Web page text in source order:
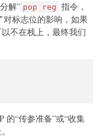
解” pop reg 指令，
对标志位的影响，如果
不在栈上，最终我们
的“传参准备”或“收集